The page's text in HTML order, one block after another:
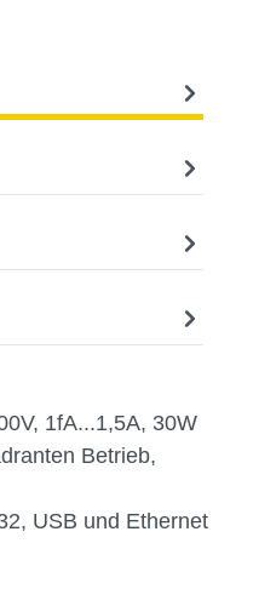
1fA...1,5A, 30W
Betrieb,
USB und Ethernet